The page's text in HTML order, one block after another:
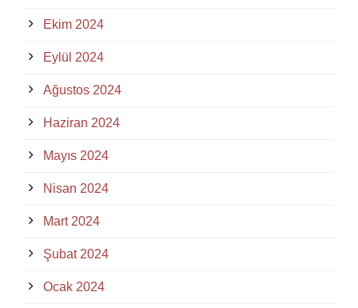
Ekim 2024
Eylül 2024
Ağustos 2024
Haziran 2024
Mayıs 2024
Nisan 2024
Mart 2024
Şubat 2024
Ocak 2024